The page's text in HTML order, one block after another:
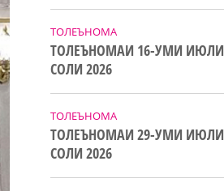
ТОЛЕЪНОМА
ТОЛЕЪНОМАИ 16-УМИ ИЮЛИ
СОЛИ 2026
ТОЛЕЪНОМА
ТОЛЕЪНОМАИ 29-УМИ ИЮЛИ
СОЛИ 2026